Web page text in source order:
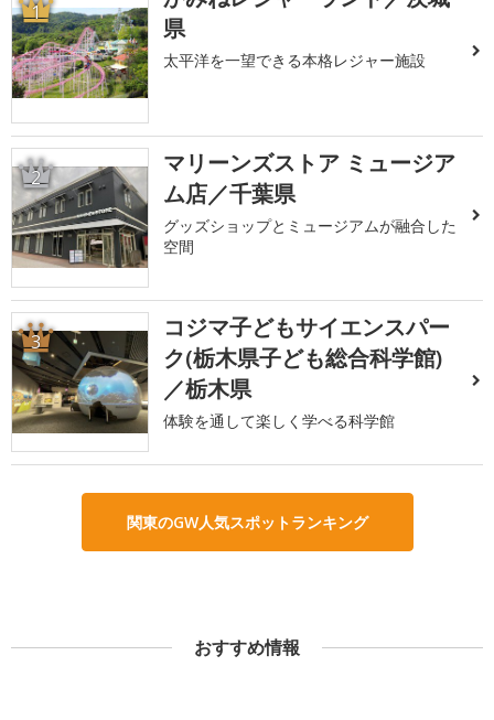
1
県
太平洋を一望できる本格レジャー施設
2
マリーンズストア ミュージア
ム店／千葉県
グッズショップとミュージアムが融合した
空間
3
コジマ子どもサイエンスパー
ク(栃木県子ども総合科学館)
／栃木県
体験を通して楽しく学べる科学館
関東のGW人気スポットランキング
おすすめ情報